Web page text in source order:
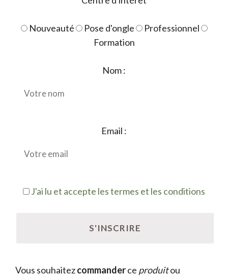
Nouveauté Pose d'ongle
Professionnel
Formation
Nom :
Email :
J'ai lu et accepte les termes et les conditions
Vous souhaitezcommanderce produitou